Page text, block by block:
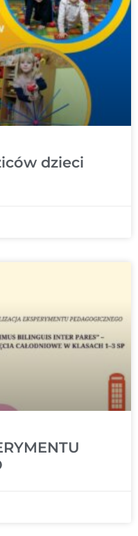
dzieci